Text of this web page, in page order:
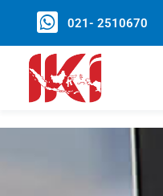
021- 2510670